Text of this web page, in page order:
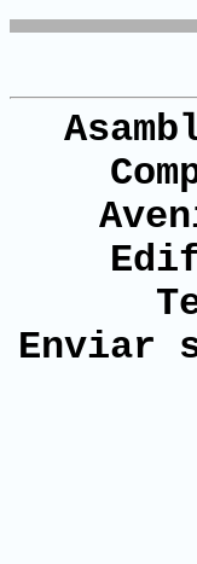
Enviar